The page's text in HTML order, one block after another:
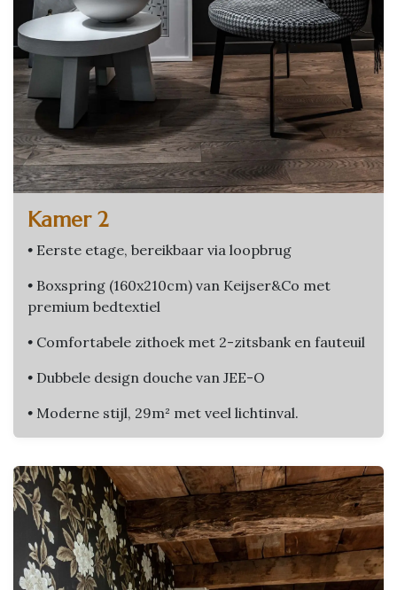
Kamer 2
• Eerste etage, bereikbaar via loopbrug
• Boxspring (160x210cm) van Keijser&Co met
premium bedtextiel
• Comfortabele zithoek met 2-zitsbank en fauteuil
• Dubbele design douche van JEE-O
• Moderne stijl, 29m² met veel lichtinval.